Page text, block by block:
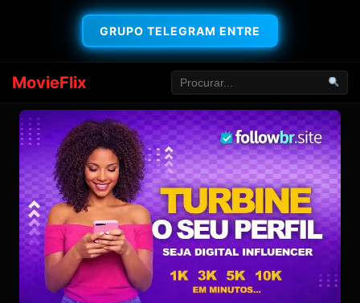
GRUPO TELEGRAM ENTRE
MovieFlix